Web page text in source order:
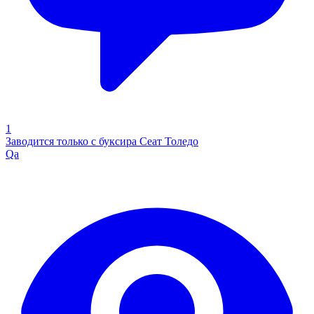
1
Заводится только с буксира Сеат Толедо
Qa